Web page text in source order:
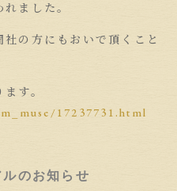
ました。
の方にもおいで頂くこと
す。
17237731.html
ルのお知らせ